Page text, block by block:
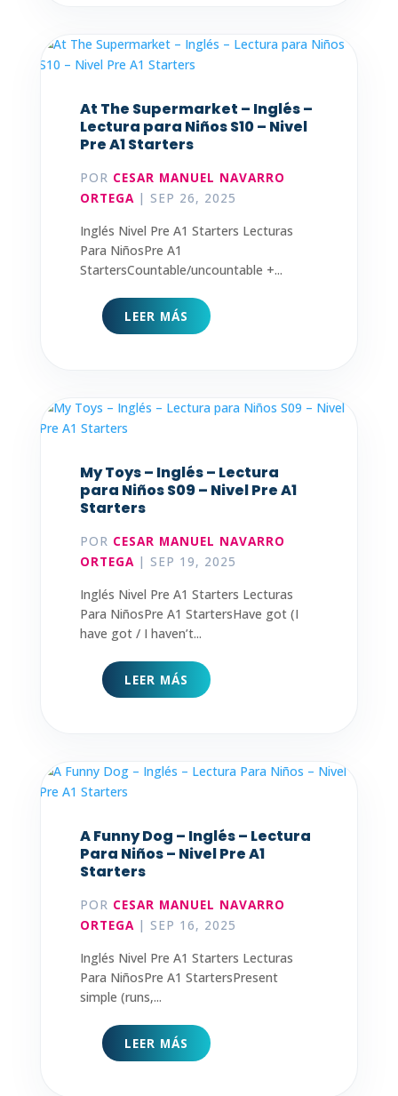
At The Supermarket – Inglés –
Lectura para Niños S10 – Nivel
Pre A1 Starters
POR CESAR MANUEL NAVARRO
ORTEGA| SEP 26, 2025
Inglés Nivel Pre A1 Starters Lecturas
Para NiñosPre A1
StartersCountable/uncountable +...
LEER MÁS
My Toys – Inglés – Lectura
para Niños S09 – Nivel Pre A1
Starters
POR CESAR MANUEL NAVARRO
ORTEGA| SEP 19, 2025
Inglés Nivel Pre A1 Starters Lecturas
Para NiñosPre A1 StartersHave got (I
have got / I haven’t...
LEER MÁS
A Funny Dog – Inglés – Lectura
Para Niños – Nivel Pre A1
Starters
POR CESAR MANUEL NAVARRO
ORTEGA| SEP 16, 2025
Inglés Nivel Pre A1 Starters Lecturas
Para NiñosPre A1 StartersPresent
simple (runs,...
LEER MÁS